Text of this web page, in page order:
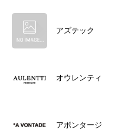
アズテック
オウレンティ
アボンタージ